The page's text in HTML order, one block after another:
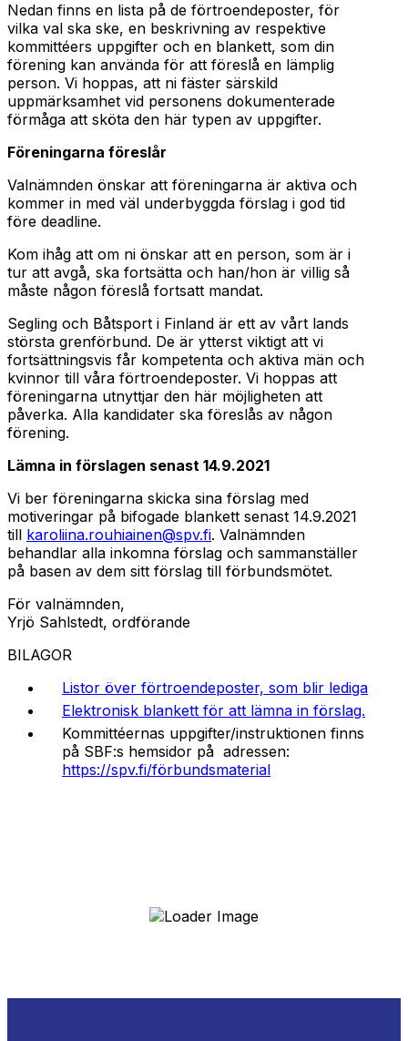
Nedan finns en lista på de förtroendeposter, för
vilka val ska ske, en beskrivning av respektive
kommittéers uppgifter och en blankett, som din
förening kan använda för att föreslå en lämplig
person. Vi hoppas, att ni fäster särskild
uppmärksamhet vid personens dokumenterade
förmåga att sköta den här typen av uppgifter.
Föreningarna föreslår
Valnämnden önskar att föreningarna är aktiva och
kommer in med väl underbyggda förslag i god tid
före deadline.
Kom ihåg att om ni önskar att en person, som är i
tur att avgå, ska fortsätta och han/hon är villig så
måste någon föreslå fortsatt mandat.
Segling och Båtsport i Finland är ett av vårt lands
största grenförbund. De är ytterst viktigt att vi
fortsättningsvis får kompetenta och aktiva män och
kvinnor till våra förtroendeposter. Vi hoppas att
föreningarna utnyttjar den här möjligheten att
påverka. Alla kandidater ska föreslås av någon
förening.
Lämna in förslagen senast 14.9.2021
Vi ber föreningarna skicka sina förslag med
motiveringar på bifogade blankett senast 14.9.2021
till karoliina.rouhiainen@spv.fi. Valnämnden
behandlar alla inkomna förslag och sammanställer
på basen av dem sitt förslag till förbundsmötet.
För valnämnden,
Yrjö Sahlstedt, ordförande
BILAGOR
Listor över förtroendeposter, som blir lediga
Elektronisk blankett för att lämna in förslag.
Kommittéernas uppgifter/instruktionen finns
på SBF:s hemsidor på adressen:
https://spv.fi/förbundsmaterial